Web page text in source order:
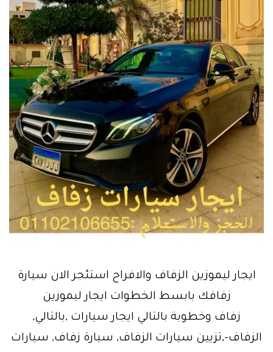
ايجار ليموزين الزفاف والافراح استئجر الان سيارة
زفافك بابسط الخطوات ايجار ليموزين
زفاف وخطوبة بالتالي ايجار سيارات ,بالتالي,
الزفاف-,تزيين سيارات الزفاف, سيارة زفاف, سيارات